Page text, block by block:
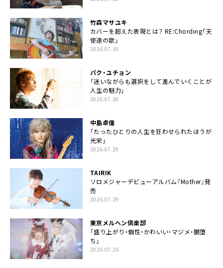
竹森マサユキ
カバーを超えた表現とは？ RE:Chording「天
使達の歌」
2026.07.30
パク・ユチョン
「迷いながらも選択をして進んでいくことが
人生の魅力」
2026.07.30
中島卓偉
「たったひとりの人生を狂わせられたほうが
光栄」
2026.07.29
TAIRIK
ソロメジャーデビューアルバム『Mother』発
売
2026.07.29
東京メルヘン倶楽部
「盛り上がり・個性・かわいい・マジメ・闇堕
ち」
2026.07.26